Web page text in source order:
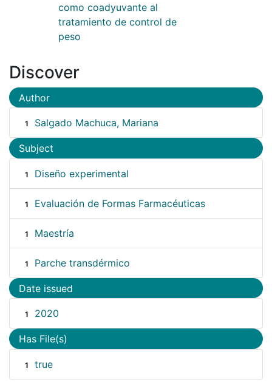
como coadyuvante al
tratamiento de control de
peso
Discover
Author
1 Salgado Machuca, Mariana
Subject
1 Diseño experimental
1 Evaluación de Formas Farmacéuticas
1 Maestría
1 Parche transdérmico
Date issued
1 2020
Has File(s)
1 true